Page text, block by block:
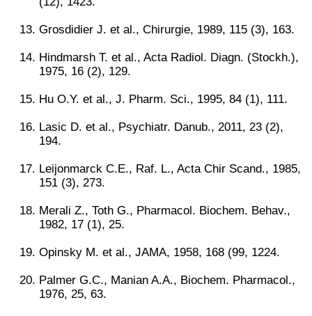
Grosdidier J. et al., Chirurgie, 1989, 115 (3), 163.
Hindmarsh T. et al., Acta Radiol. Diagn. (Stockh.),
1975, 16 (2), 129.
Hu O.Y. et al., J. Pharm. Sci., 1995, 84 (1), 111.
Lasic D. et al., Psychiatr. Danub., 2011, 23 (2),
194.
Leijonmarck C.E., Raf. L., Acta Chir Scand., 1985,
151 (3), 273.
Merali Z., Toth G., Pharmacol. Biochem. Behav.,
1982, 17 (1), 25.
Opinsky M. et al., JAMA, 1958, 168 (99, 1224.
Palmer G.C., Manian A.A., Biochem. Pharmacol.,
1976, 25, 63.